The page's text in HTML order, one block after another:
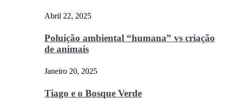
Abril 22, 2025
Poluição ambiental “humana” vs criação
de animais
Janeiro 20, 2025
Tiago e o Bosque Verde